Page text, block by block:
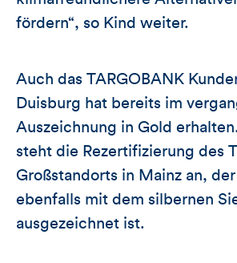
fördern“, so Kind weiter.
Auch das TARGOBANK
Duisburg hat bereits im
Auszeichnung in Gold
steht die Rezertifizierung des
Großstandorts in Mainz an,
ebenfalls mit dem silbernen
ausgezeichnet ist.